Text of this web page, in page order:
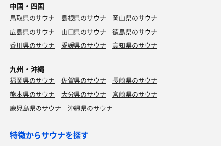
中国・四国
鳥取県のサウナ 島根県のサウナ
岡山県のサウナ
広島県のサウナ
山口県のサウナ
徳島県のサウナ
香川県のサウナ
愛媛県のサウナ 高知県のサウナ
九州・沖縄
福岡県のサウナ 佐賀県のサウナ
長崎県のサウナ
熊本県のサウナ
大分県のサウナ
宮崎県のサウナ
鹿児島県のサウナ
沖縄県のサウナ
特徴からサウナを探す